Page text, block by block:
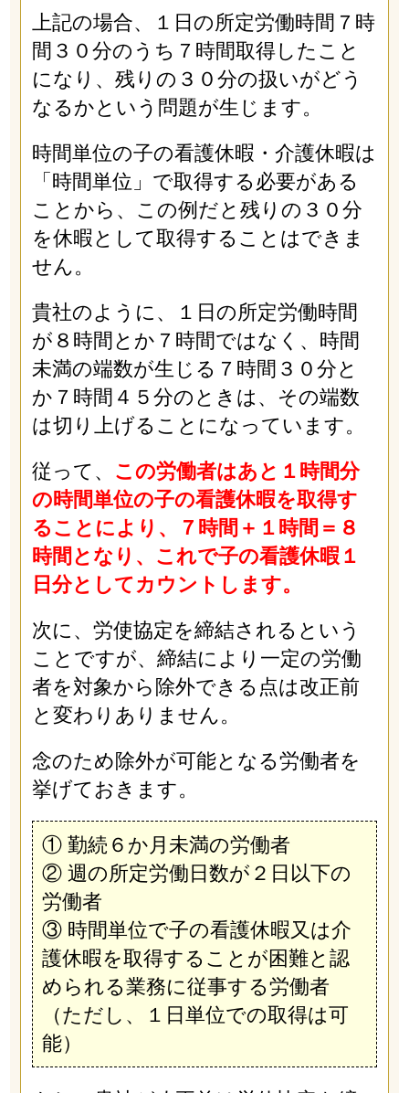
上記の場合、１日の所定労働時間７時
間３０分のうち７時間取得したこと
になり、残りの３０分の扱いがどう
なるかという問題が生じます。
時間単位の子の看護休暇・介護休暇は
「時間単位」で取得する必要がある
ことから、この例だと残りの３０分
を休暇として取得することはできま
せん。
貴社のように、１日の所定労働時間
が８時間とか７時間ではなく、時間
未満の端数が生じる７時間３０分と
か７時間４５分のときは、その端数
は切り上げることになっています。
従って、 この労働者はあと１時間分
の時間単位の子の看護休暇を取得す
ることにより、７時間＋１時間＝８
時間となり、これで子の看護休暇１
日分としてカウントします。
次に、労使協定を締結されるという
ことですが、締結により一定の労働
者を対象から除外できる点は改正前
と変わりありません。
念のため除外が可能となる労働者を
挙げておきます。
① 勤続６か月未満の労働者
② 週の所定労働日数が２日以下の
労働者
③ 時間単位で子の看護休暇又は介
護休暇を取得することが困難と認
められる業務に従事する労働者
（ただし、１日単位での取得は可
能）